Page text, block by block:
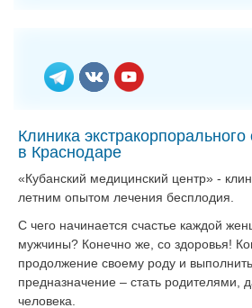
Клиника
в Краснодаре
«Кубанский медицинский центр» -
летним опытом лечения бесплодия.
С чего начинается счастье каждой
мужчины? Конечно же, со здоровья!
продолжение своему роду и
предназначение – стать родителями,
человека.